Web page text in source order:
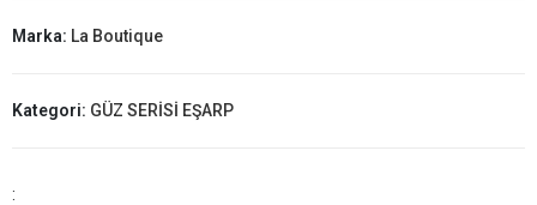
Marka: La Boutique
Kategori: GÜZ SERİSİ EŞARP
: